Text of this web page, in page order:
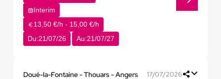
Interim
13,50 €/h - 15,00 €/h
Du:21/07/26 Au:21/07/27
Doué-la-Fontaine - Thouars - Angers 17/07/2026